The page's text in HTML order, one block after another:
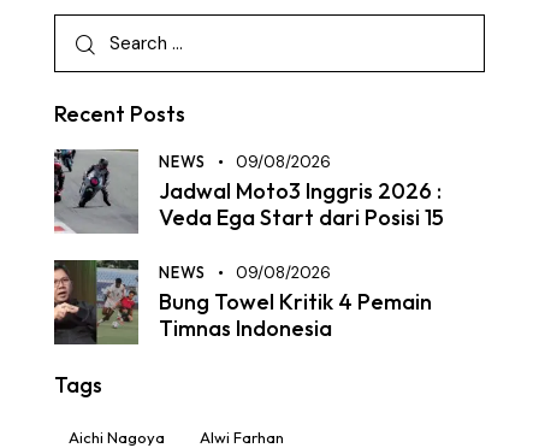
Recent Posts
NEWS 09/08/2026
Jadwal Moto3 Inggris 2026 :
Veda Ega Start dari Posisi 15
NEWS 09/08/2026
Bung Towel Kritik 4 Pemain
Timnas Indonesia
Tags
Aichi Nagoya Alwi Farhan